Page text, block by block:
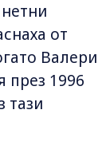
от
Валери
през 1996
тази